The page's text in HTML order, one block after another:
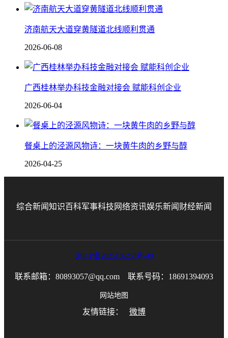
济南航天大道穿黄隧道北线顺利贯通
2026-06-08
广西桂林举办科技金融对接会 赋能科创企业
2026-06-04
餐桌上的泾源风物诗：一块黄牛肉的乡野与醇
2026-04-25
综合新闻知识百科军事科技 网络资讯娱乐新闻 财经新闻
沪ICP备2025136253号-49
联系邮箱：80893057@qq.com 联系号码：18691394093
网站地图
友情链接： 微博